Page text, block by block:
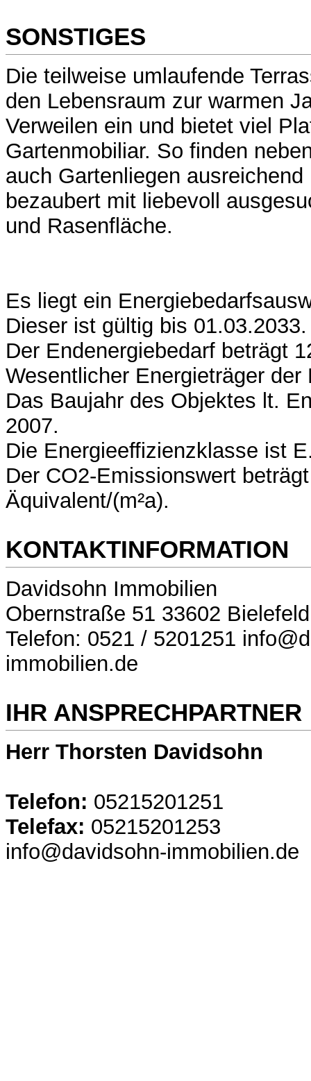
SONSTIGES
Die teilweise umlaufende
den Lebensraum zur warmen
Verweilen ein und bietet viel
Gartenmobiliar. So finden
auch Gartenliegen
bezaubert mit liebevoll
und Rasenfläche.
Es liegt ein
Dieser ist gültig bis 01.03.2033.
Der Endenergiebedarf beträgt
Wesentlicher Energieträger
Das Baujahr des Objektes lt.
2007.
Die Energieeffizienzklasse ist
Der CO2-Emissionswert
Äquivalent/(m²a).
KONTAKTINFORMATION
Davidsohn Immobilien
Obernstraße 51 33602 Bielefeld
Telefon: 0521 / 5201251
immobilien.de
IHR ANSPRECHPARTNER
Herr Thorsten Davidsohn
Telefon: 05215201251
Telefax: 05215201253
info@davidsohn-immobilien.de